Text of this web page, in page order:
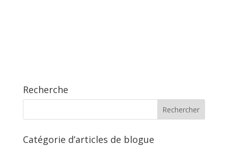
Recherche
Catégorie d’articles de blogue